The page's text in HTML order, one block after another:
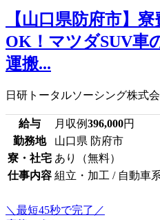
【山口県防府市】
OK！マツダSUV車
運搬...
日研トータルソーシング株式
給与 月収例396,000円
勤務地
山口県 防府市
寮・社宅 あり（無料）
仕事内容 組立・加工 / 自動車
＼最短45秒で完了／